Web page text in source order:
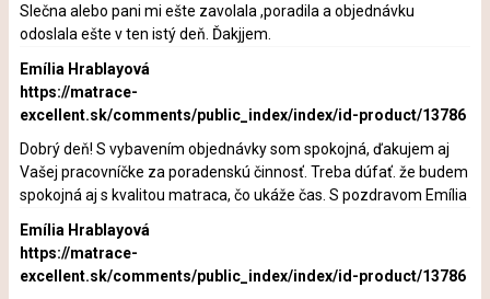
Slečna alebo pani mi ešte zavolala ,poradila a objednávku
odoslala ešte v ten istý deň. Ďakjjem.
Emília Hrablayová
https://matrace-
excellent.sk/comments/public_index/index/id-product/13786
Dobrý deň! S vybavením objednávky som spokojná, ďakujem aj
Vašej pracovníčke za poradenskú činnosť. Treba dúfať. že budem
spokojná aj s kvalitou matraca, čo ukáže čas. S pozdravom Emília
Emília Hrablayová
https://matrace-
excellent.sk/comments/public_index/index/id-product/13786